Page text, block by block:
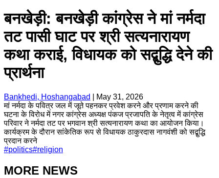
बनखेड़ी: बनखेड़ी कांग्रेस ने मां नर्मदा
तट पासी घाट पर श्री सत्यनारायण
कथा कराई, विधायक को सद्बुद्धि देने की
प्रार्थना
Bankhedi, Hoshangabad
May 31, 2026
मां नर्मदा के पवित्र जल में जूते पहनकर प्रवेश करने और प्रणाम करने की
घटना के विरोध में नगर कांग्रेस अध्यक्ष पंकज प्रजापति के नेतृत्व में कांग्रेस
परिवार ने नर्मदा तट पर भगवान श्री सत्यनारायण कथा का आयोजन किया।
कार्यक्रम के दौरान सांकेतिक रूप से विधायक ठाकुरदास नागवंशी को सद्बुद्धि
प्रदान करने
#politics#religion
MORE NEWS